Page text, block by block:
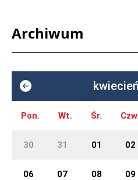
Archiwum
Pon. Wt. Śr. Czw.
30 31 01 02
06 07 08 09